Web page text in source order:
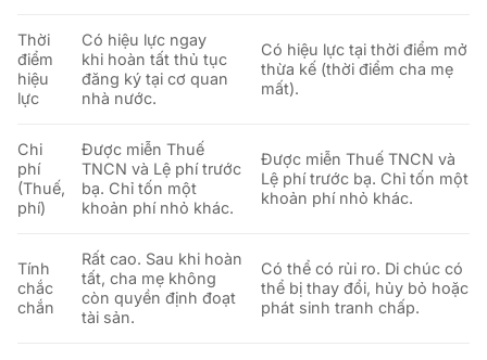
Thời
điểm
hiệu
lực
Có hiệu lực ngay
khi hoàn tất thủ tục
đăng ký tại cơ quan
nhà nước.
Có hiệu lựctại thời điểm mở
thừa kế (thời điểm cha mẹ
mất).
Chi
phí
(Thuế,
phí)
Được miễn Thuế
TNCN và Lệ phí trước
bạ. Chỉ tốn một
khoản phí nhỏ khác.
Được miễn Thuế TNCN và
Lệ phí trước bạ. Chỉ tốn một
khoản phí nhỏ khác.
Tính
chắc
chắn
Rất cao. Sau khi hoàn
tất, cha mẹ không
còn quyền định đoạt
tài sản.
Có thể có rủi ro. Di chúc có
thể bị thay đổi, hủy bỏ hoặc
phát sinh tranh chấp.